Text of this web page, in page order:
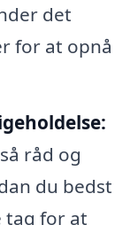
det
for at opnå
råd og
du bedst
tag for at